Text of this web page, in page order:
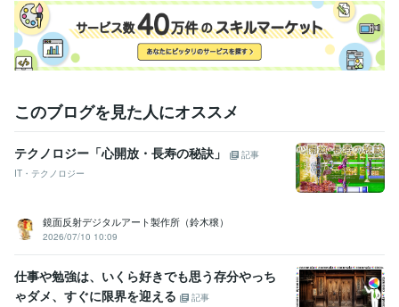
このブログを見た人にオススメ
テクノロジー「心開放・長寿の秘訣」
記事
IT・テクノロジー
鏡面反射デジタルアート製作所（鈴木穣）
2026/07/10 10:09
仕事や勉強は、いくら好きでも思う存分やっち
ゃダメ、すぐに限界を迎える
記事